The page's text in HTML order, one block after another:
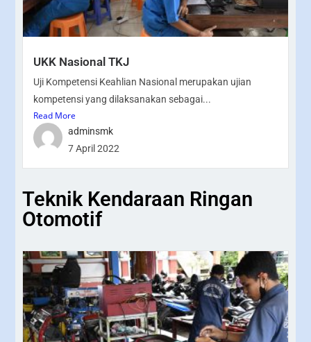
UKK Nasional TKJ
Uji Kompetensi Keahlian Nasional merupakan ujian
kompetensi yang dilaksanakan sebagai...
Read More
adminsmk
7 April 2022
Teknik Kendaraan Ringan
Otomotif